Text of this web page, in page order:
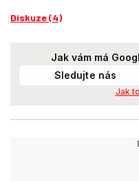
Diskuze (4)
Jak vám má
Sledujte nás
Jak